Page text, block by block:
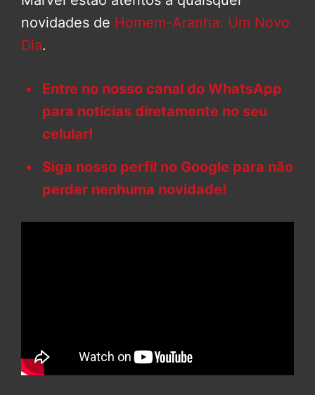
novidades de Homem-Aranha: Um Novo
Dia.
Entre no nosso canal do WhatsApp
para notícias diretamente no seu
celular!
Siga nosso perfil no Google para não
perder nenhuma novidade!